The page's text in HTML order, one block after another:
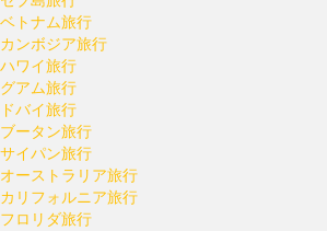
ベトナム旅行
カンボジア旅行
ハワイ旅行
グアム旅行
ドバイ旅行
ブータン旅行
サイパン旅行
オーストラリア旅行
カリフォルニア旅行
フロリダ旅行